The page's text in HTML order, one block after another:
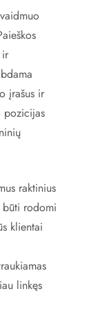
ir
įrašus ir
pozicijas
raktinius
rodomi
klientai
linkęs